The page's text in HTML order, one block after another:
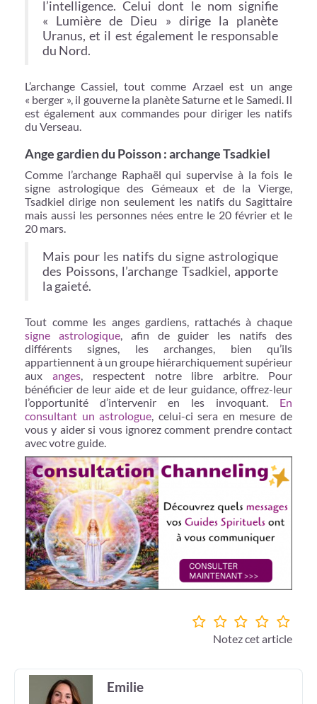
l’intelligence. Celui dont le nom signifie
« Lumière de Dieu » dirige la planète
Uranus, et il est également le responsable
du Nord.
L’archange Cassiel, tout comme Arzael est un ange
« berger », il gouverne la planète Saturne et le Samedi. Il
est également aux commandes pour diriger les natifs
du Verseau.
Ange gardien du Poisson : archange Tsadkiel
Comme l’archange Raphaël qui supervise à la fois le
signe astrologique des Gémeaux et de la Vierge,
Tsadkiel dirige non seulement les natifs du Sagittaire
mais aussi les personnes nées entre le 20 février et le
20 mars.
Mais pour les natifs du signe astrologique
des Poissons, l’archange Tsadkiel, apporte
la gaieté.
Tout comme les anges gardiens, rattachés à chaque
signe astrologique, afin de guider les natifs des
différents signes, les archanges, bien qu’ils
appartiennent à un groupe hiérarchiquement supérieur
aux anges, respectent notre libre arbitre. Pour
bénéficier de leur aide et de leur guidance, offrez-leur
l’opportunité d’intervenir en les invoquant. En
consultant un astrologue, celui-ci sera en mesure de
vous y aider si vous ignorez comment prendre contact
avec votre guide.
Notez cet article
Emilie